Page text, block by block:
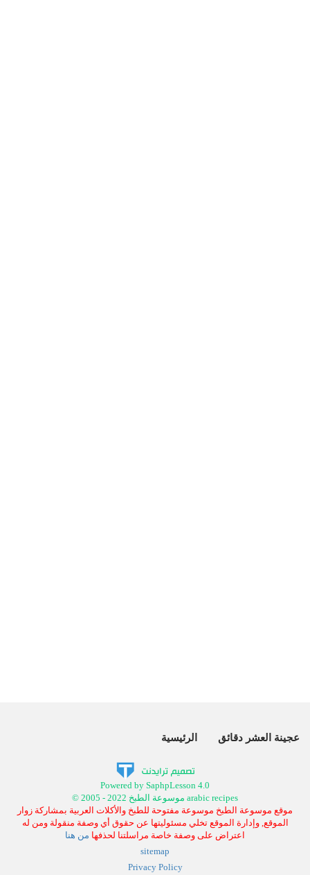
عجينة العشر دقائق الرئيسية
Powered by SaphpLesson 4.0
© 2005 - 2022 موسوعة الطبخ arabic recipes
موقع موسوعة الطبخ موسوعة مفتوحة للطبخ والأكلات العربية بمشاركة زوار
الموقع, وإدارة الموقع تخلي مسئوليتها عن حقوق أي وصفة منقولة ومن له
اعتراض على وصفة خاصة مراسلتنا لحذفها من هنا
sitemap
Privacy Policy